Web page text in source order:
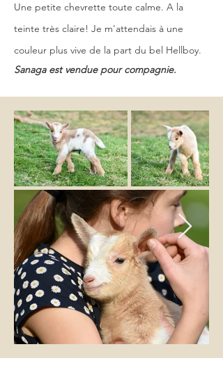
Une petite chevrette toute calme. A la
teinte très claire! Je m'attendais à une
couleur plus vive de la part du bel Hellboy.
Sanaga est vendue pour compagnie.